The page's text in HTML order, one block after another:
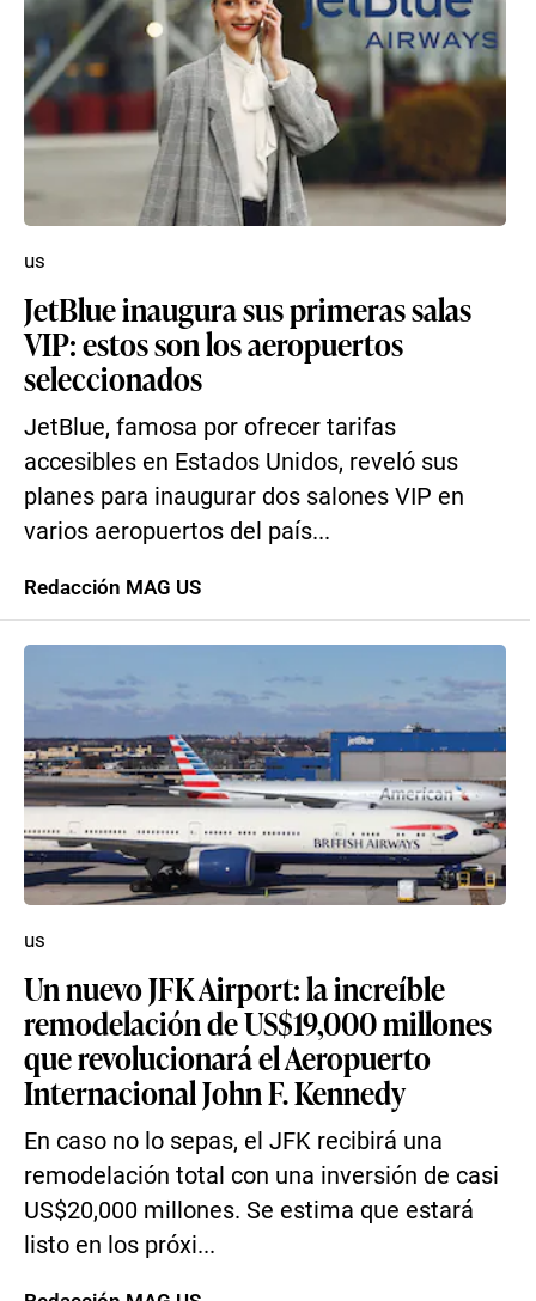
JetBlue inaugura sus primeras salas
VIP: estos son los aeropuertos
seleccionados
JetBlue, famosa por ofrecer tarifas
accesibles en Estados Unidos, reveló sus
planes para inaugurar dos salones VIP en
varios aeropuertos del país...
us
Redacción MAG US
Un nuevo JFK Airport: la increíble
remodelación de US$19,000 millones
que revolucionará el Aeropuerto
Internacional John F. Kennedy
En caso no lo sepas, el JFK recibirá una
remodelación total con una inversión de casi
US$20,000 millones. Se estima que estará
listo en los próxi...
us